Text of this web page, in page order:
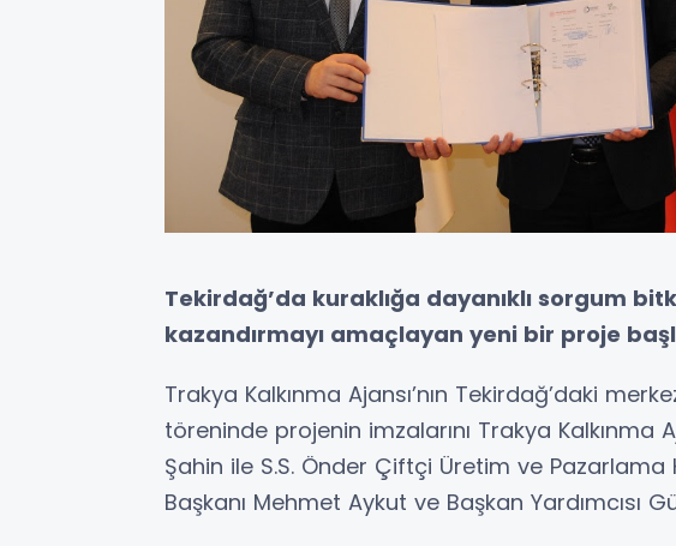
Tekirdağ’da kuraklığa dayanıklı sorgum
kazandırmayı amaçlayan yeni bir proje
Trakya Kalkınma Ajansı’nın Tekirdağ’daki
töreninde projenin imzalarını Trakya Kalkınma
Şahin ile S.S. Önder Çiftçi Üretim ve
Başkanı Mehmet Aykut ve Başkan Yardımcısı